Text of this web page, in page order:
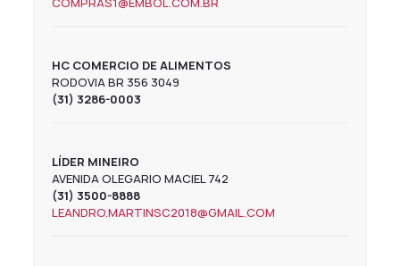
HC COMERCIO DE ALIMENTOS
RODOVIA BR 356 3049
(31) 3286-0003
LÍDER MINEIRO
AVENIDA OLEGARIO MACIEL 742
(31) 3500-8888
LEANDRO.MARTINSC2018@GMAIL.COM